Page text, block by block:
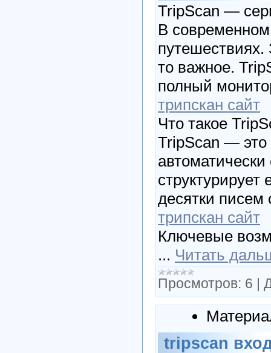
TripScan —
В
то важное.
полный
трипскан сайт
Что такое
TripScan — это
десятки
трипскан сайт
Ключевые
... Читать
Просмотров: 6 |
tripscan